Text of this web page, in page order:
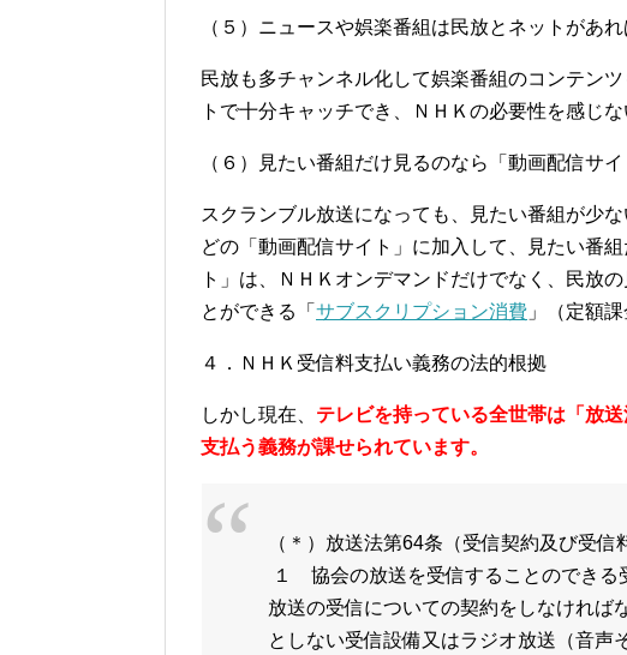
（５）ニュースや娯楽番組は民放とネットがあ
民放も多チャンネル化して娯楽番組のコンテン
トで十分キャッチでき、ＮＨＫの必要性を感じ
（６）見たい番組だけ見るのなら「動画配信サ
スクランブル放送になっても、見たい番組が少な
どの「動画配信サイト」に加入して、見たい番
ト」は、ＮＨＫオンデマンドだけでなく、民放
とができる「 サブスクリプション消費 」（定額
４．ＮＨＫ受信料支払い義務の法的根拠
しかし現在、 テレビを持っている全世帯は「放
支払う義務が課せられています。
（＊）放送法第64条 （受信契約及び受信
１ 協会の放送を受信することのできる
放送の受信についての契約をしなければ
としない受信設備又はラジオ放送（音声